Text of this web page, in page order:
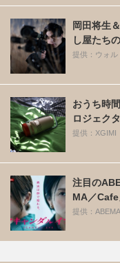
岡田将生
し屋たち
提供：ウォル
おうち時
ロジェク
提供：XGIMI
注目の
MA／Cafe
提供：ABEMA